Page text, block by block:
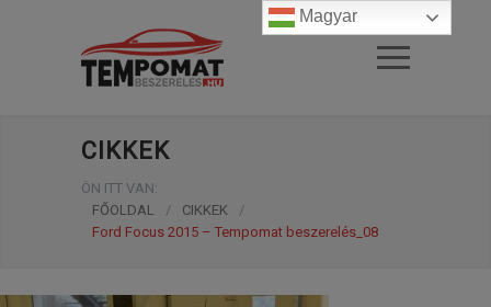
CIKKEK
ÖN ITT VAN:
FŐOLDAL
/ CIKKEK
/
Ford Focus 2015 – Tempomat beszerelés_08
Magyar